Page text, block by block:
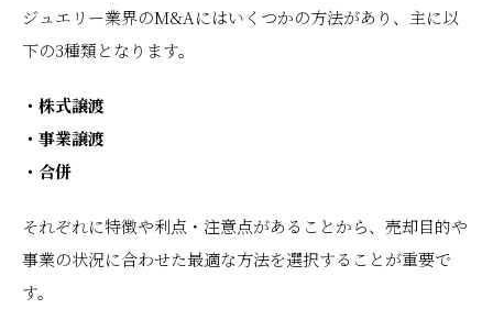
ジュエリー業界のM&Aにはいくつかの方法があり、主に以
下の3種類となります。
・株式譲渡
・事業譲渡
・合併
それぞれに特徴や利点・注意点があることから、売却目的や
事業の状況に合わせた最適な方法を選択することが重要で
す。